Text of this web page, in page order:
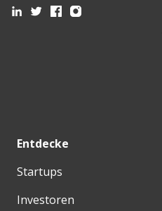
Entdecke
Startups
Investoren